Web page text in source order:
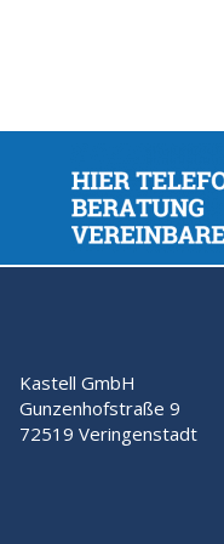
Kastell GmbH
Gunzenhofstraße 9
72519 Veringenstadt